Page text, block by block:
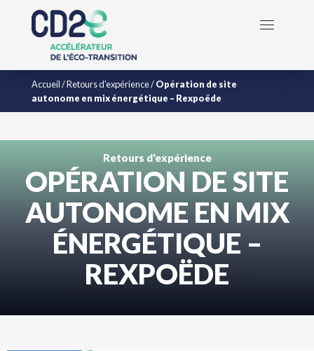
Accueil/Retours d'expérience/Opération de site
autonome en mix énergétique – Rexpoëde
Retours d'expérience
OPÉRATION DE SITE
AUTONOME EN MIX
ÉNERGÉTIQUE –
REXPOËDE